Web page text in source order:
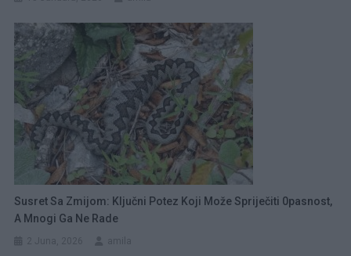
Susret Sa Zmijom: Ključni Potez Koji Može Spriječiti 0pasnost,
A Mnogi Ga Ne Rade